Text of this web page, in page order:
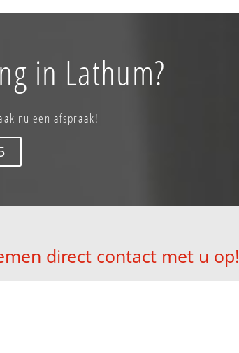
in Lathum?
nu een afspraak!
direct contact met u op!